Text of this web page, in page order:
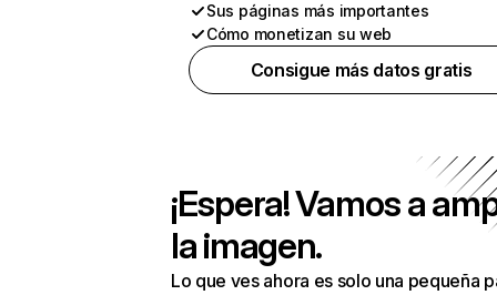
Sus páginas más importantes
Cómo monetizan su web
Consigue más datos gratis
¡Espera! Vamos a
la imagen.
Lo que ves ahora es solo una pequeña